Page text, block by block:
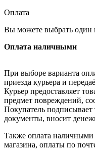
Оплата
Вы можете выбрать один
Оплата наличными
При выборе варианта
приезда курьера и
Курьер предоставляет
предмет повреждений,
Покупатель подписывает
документы, вносит
Также оплата наличными
магазина, оплаты по